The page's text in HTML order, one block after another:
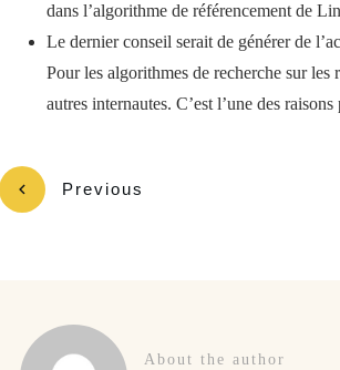
dans l’algorithme de référencement de
Le dernier conseil serait de générer de
Pour les algorithmes de recherche sur
autres internautes. C’est l’une des
Previous
About the author